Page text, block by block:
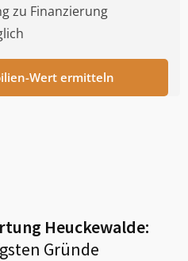
zu Finanzierung
Wert ermitteln
Heuckewalde:
Gründe